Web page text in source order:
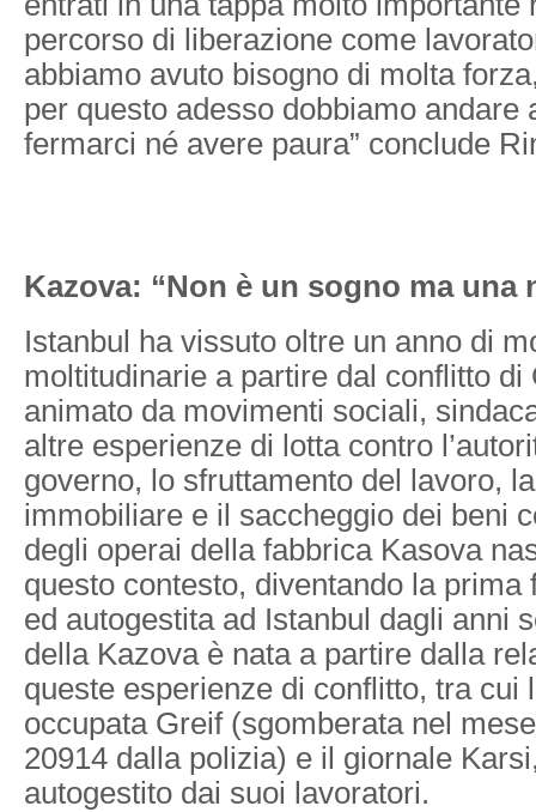
percorso di liberazione come
abbiamo avuto bisogno di molta
per questo adesso dobbiamo andare
fermarci né avere paura” conclude
Kazova: “Non è un sogno ma una
Istanbul ha vissuto oltre un anno di
moltitudinarie a partire dal conflitto di
animato da movimenti sociali,
altre esperienze di lotta contro
governo, lo sfruttamento del lavoro,
immobiliare e il saccheggio dei beni
degli operai della fabbrica Kasova
questo contesto, diventando la prima
ed autogestita ad Istanbul dagli anni
della Kazova è nata a partire dalla
queste esperienze di conflitto, tra cui
occupata Greif (sgomberata nel
20914 dalla polizia) e il giornale
autogestito dai suoi lavoratori.